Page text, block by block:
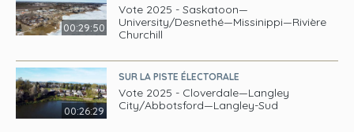
00:29:50
Vote 2025 - Saskatoon—
University/Desnethé—Missinippi—Rivière
Churchill
00:26:29
SUR LA PISTE ÉLECTORALE
Vote 2025 - Cloverdale—Langley
City/Abbotsford—Langley-Sud